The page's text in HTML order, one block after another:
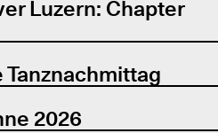
Luzern: Chapter
2026